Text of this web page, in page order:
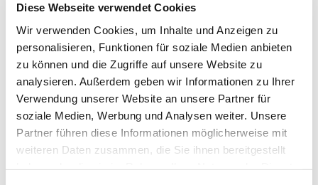
Diese Webseite verwendet Cookies
Wir verwenden Cookies, um Inhalte und Anzeigen zu
personalisieren, Funktionen für soziale Medien anbieten
zu können und die Zugriffe auf unsere Website zu
analysieren. Außerdem geben wir Informationen zu Ihrer
Verwendung unserer Website an unsere Partner für
soziale Medien, Werbung und Analysen weiter. Unsere
Partner führen diese Informationen möglicherweise mit
weiteren Daten zusammen, die Sie ihnen bereitgestellt
Montag, 28. Juni 2027, 15:30 Uhr
Bergkirchen - Gemeindehaus UG,
Bergkirchener Str. 465, 32549 Bad